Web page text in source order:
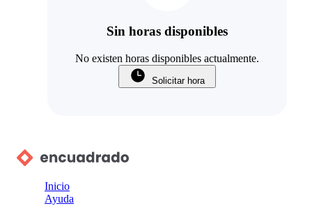
Sin horas disponibles
No existen horas disponibles actualmente.
Solicitar hora
Inicio
Ayuda